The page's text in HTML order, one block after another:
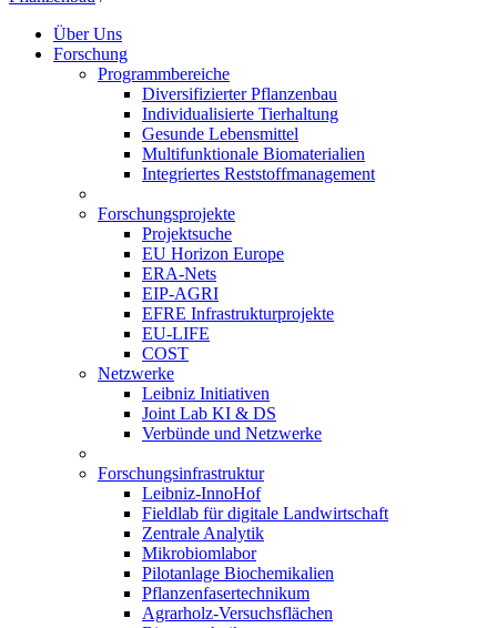
Über Uns
Forschung
Programmbereiche
Diversifizierter Pflanzenbau
Individualisierte Tierhaltung
Gesunde Lebensmittel
Multifunktionale Biomaterialien
Integriertes Reststoffmanagement
Forschungsprojekte
Projektsuche
EU Horizon Europe
ERA-Nets
EIP-AGRI
EFRE Infrastrukturprojekte
EU-LIFE
COST
Netzwerke
Leibniz Initiativen
Joint Lab KI & DS
Verbünde und Netzwerke
Forschungsinfrastruktur
Leibniz-InnoHof
Fieldlab für digitale Landwirtschaft
Zentrale Analytik
Mikrobiomlabor
Pilotanlage Biochemikalien
Pflanzenfasertechnikum
Agrarholz-Versuchsflächen